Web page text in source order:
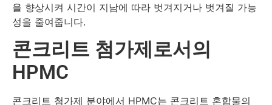
을 향상시켜 시간이 지남에 따라 벗겨지거나 벗겨질 가능
성을 줄여줍니다.
콘크리트 첨가제로서의
HPMC
콘크리트 첨가제 분야에서 HPMC는 콘크리트 혼합물의